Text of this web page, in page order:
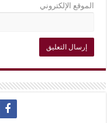
الموقع الإلكتروني